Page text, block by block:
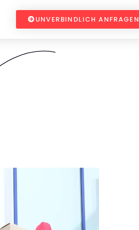
UNVERBINDLICH ANFRAGEN